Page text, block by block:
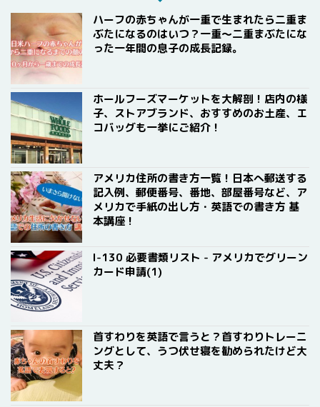
ハーフの赤ちゃんが一重で生まれたら二重ま
ぶたになるのはいつ？一重〜二重まぶたにな
った一年間の息子の成長記録。
ホールフーズマーケットを大解剖！店内の様
子、ストアブランド、おすすめのお土産、エ
コバッグも一挙にご紹介！
アメリカ住所の書き方一覧！日本へ郵送する
記入例、郵便番号、番地、部屋番号など、ア
メリカで手紙の出し方・英語での書き方 基
本講座！
I-130 必要書類リスト - アメリカでグリーン
カード申請(1)
首すわりを英語で言うと？首すわりトレーニ
ングとして、うつ伏せ寝を勧められたけど大
丈夫？